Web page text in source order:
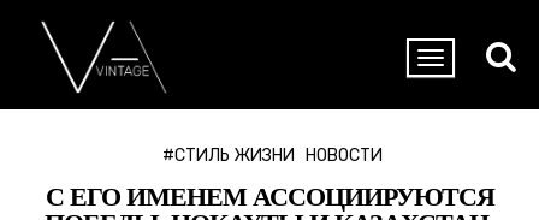
#СТИЛЬ ЖИЗНИ НОВОСТИ
С ЕГО ИМЕНЕМ АССОЦИИРУЮТСЯ